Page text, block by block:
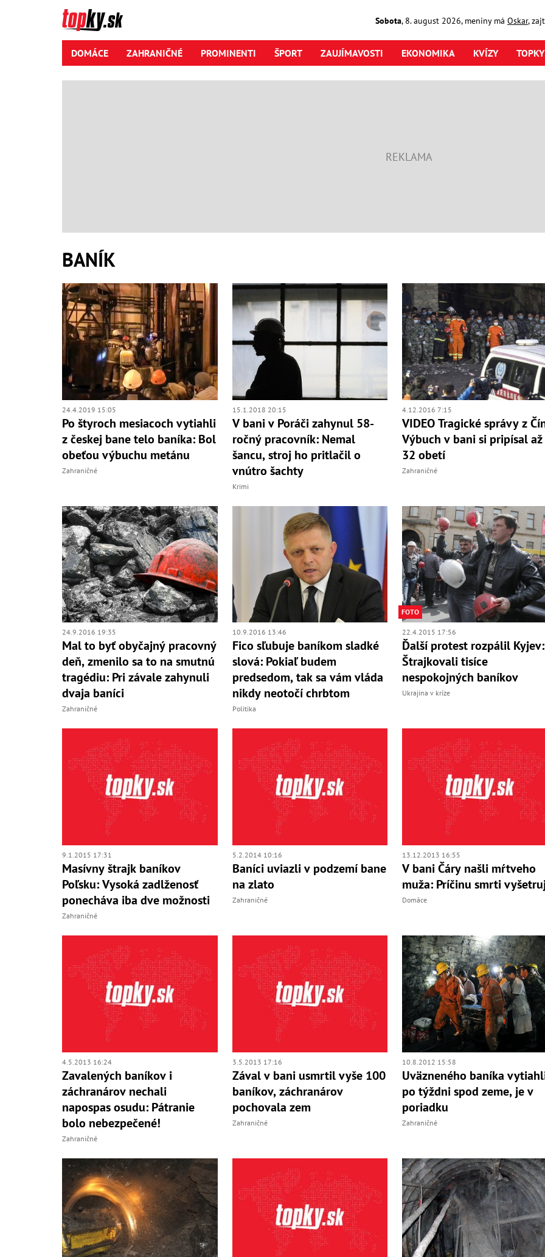
Sobota, 8. august2026, meniny má Oskar,
DOMÁCE ZAHRANIČNÉ PROMINENTI ŠPORT ZAUJÍMAVOSTI EKONOMIKA KVÍZY
BANÍK
24.4.2019 15:05
Po štyroch mesiacoch vytiahli
z českej bane telo baníka: Bol
obeťou výbuchu metánu
Zahraničné
15.1.2018 20:15
V bani v Poráči zahynul 58-
ročný pracovník: Nemal
šancu, stroj ho pritlačil o
vnútro šachty
Krimi
4.12.2016 7:15
VIDEO Tragické správy z
Výbuch v bani si pripísal až
32 obetí
Zahraničné
24.9.2016 19:35
Mal to byť obyčajný pracovný
deň, zmenilo sa to na smutnú
tragédiu: Pri závale zahynuli
dvaja baníci
Zahraničné
10.9.2016 13:46
Fico sľubuje baníkom sladké
slová: Pokiaľ budem
predsedom, tak sa vám vláda
nikdy neotočí chrbtom
Politika
FOTO
22.4.2015 17:56
Ďalší protest rozpálil Kyjev:
Štrajkovali tisíce
nespokojných baníkov
Ukrajina v kríze
9.1.2015 17:31
Masívny štrajk baníkov
Poľsku: Vysoká zadlženosť
ponecháva iba dve možnosti
Zahraničné
5.2.2014 10:16
Baníci uviazli v podzemí bane
na zlato
Zahraničné
13.12.2013 16:55
V bani Čáry našli mŕtveho
muža: Príčinu smrti
Domáce
4.5.2013 16:24
Zavalených baníkov i
záchranárov nechali
napospas osudu: Pátranie
bolo nebezpečené!
Zahraničné
3.5.2013 17:16
Zával v bani usmrtil vyše 100
baníkov, záchranárov
pochovala zem
Zahraničné
10.8.2012 15:58
Uväzneného baníka
po týždni spod zeme, je v
poriadku
Zahraničné